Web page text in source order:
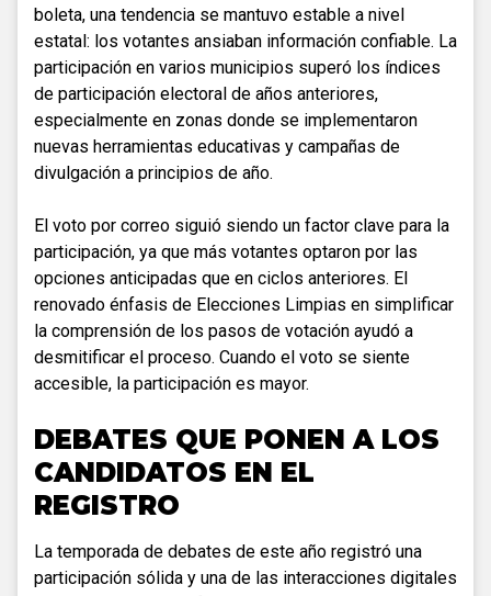
boleta, una tendencia se mantuvo estable a nivel
estatal: los votantes ansiaban información confiable. La
participación en varios municipios superó los índices
de participación electoral de años anteriores,
especialmente en zonas donde se implementaron
nuevas herramientas educativas y campañas de
divulgación a principios de año.
El voto por correo siguió siendo un factor clave para la
participación, ya que más votantes optaron por las
opciones anticipadas que en ciclos anteriores. El
renovado énfasis de Elecciones Limpias en simplificar
la comprensión de los pasos de votación ayudó a
desmitificar el proceso. Cuando el voto se siente
accesible, la participación es mayor.
DEBATES QUE PONEN A LOS
CANDIDATOS EN EL
REGISTRO
La temporada de debates de este año registró una
participación sólida y una de las interacciones digitales